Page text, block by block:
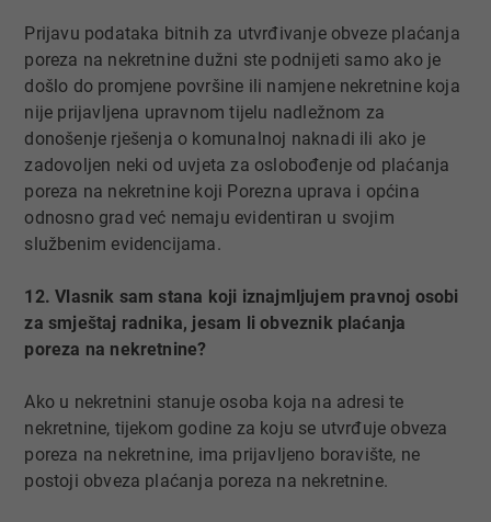
Prijavu podataka bitnih za utvrđivanje obveze plaćanja
poreza na nekretnine dužni ste podnijeti samo ako je
došlo do promjene površine ili namjene nekretnine koja
nije prijavljena upravnom tijelu nadležnom za
donošenje rješenja o komunalnoj naknadi ili ako je
zadovoljen neki od uvjeta za oslobođenje od plaćanja
poreza na nekretnine koji Porezna uprava i općina
odnosno grad već nemaju evidentiran u svojim
službenim evidencijama.
12. Vlasnik sam stana koji iznajmljujem pravnoj osobi
za smještaj radnika, jesam li obveznik plaćanja
poreza na nekretnine?
Ako u nekretnini stanuje osoba koja na adresi te
nekretnine, tijekom godine za koju se utvrđuje obveza
poreza na nekretnine, ima prijavljeno boravište, ne
postoji obveza plaćanja poreza na nekretnine.